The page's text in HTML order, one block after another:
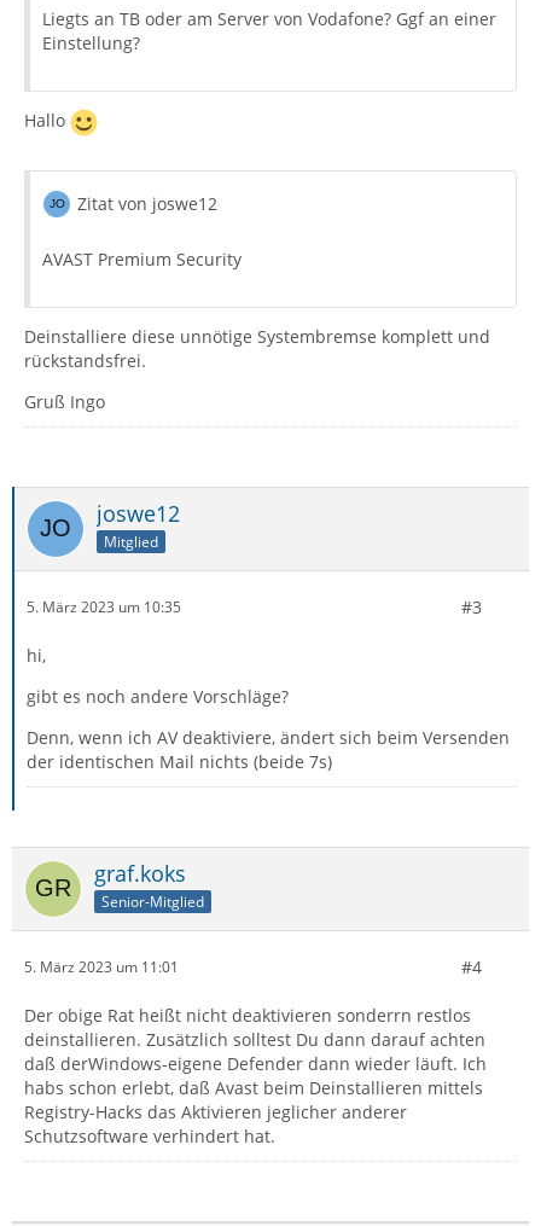
Liegts an TB oder am Server von Vodafone? Ggf an einer
Einstellung?
Hallo
Zitat von joswe12
AVAST Premium Security
Deinstalliere diese unnötige Systembremse komplett und
rückstandsfrei.
Gruß Ingo
joswe12
Mitglied
5. März 2023 um 10:35 #3
hi,
gibt es noch andere Vorschläge?
Denn, wenn ich AV deaktiviere, ändert sich beim Versenden
der identischen Mail nichts (beide 7s)
graf.koks
Senior-Mitglied
5. März 2023 um 11:01 #4
Der obige Rat heißt nicht deaktivieren sonderrn restlos
deinstallieren. Zusätzlich solltest Du dann darauf achten
daß derWindows-eigene Defender dann wieder läuft. Ich
habs schon erlebt, daß Avast beim Deinstallieren mittels
Registry-Hacks das Aktivieren jeglicher anderer
Schutzsoftware verhindert hat.